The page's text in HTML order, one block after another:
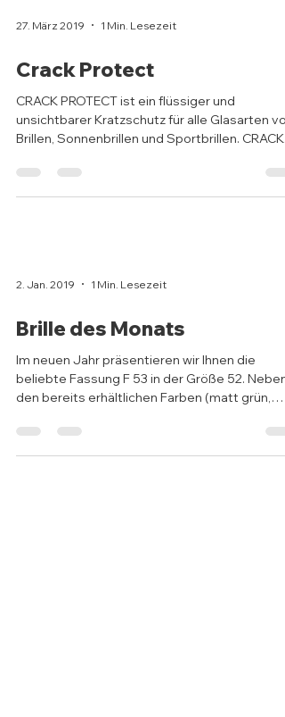
27. März 2019 1 Min. Lesezeit
Crack Protect
CRACK PROTECT ist ein flüssiger und
Brillen, Sonnenbrillen und Sportbrillen. CRACK...
2. Jan. 2019 1 Min. Lesezeit
Brille des Monats
Im neuen Jahr präsentieren wir Ihnen die
den bereits erhältlichen Farben (matt grün,
rot,...